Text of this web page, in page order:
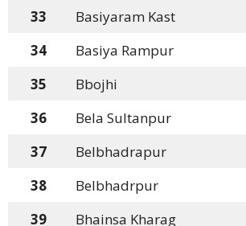
33
Basiyaram Kast
34
Basiya Rampur
35
Bbojhi
36
Bela Sultanpur
37
Belbhadrapur
38
Belbhadrpur
39
Bhainsa Kharag